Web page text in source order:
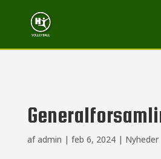
afadmin | feb 6, 2024| Nyheder